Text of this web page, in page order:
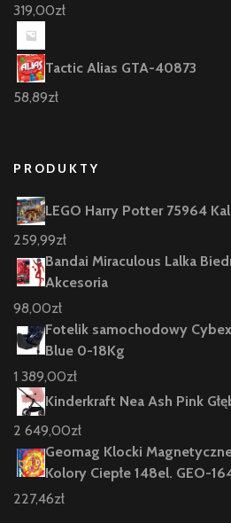
319,00zł
Tactic Alias GTA-40873
58,89zł
PRODUKTY
LEGO Harry Potter 75964
259,99zł
Bandai Miraculous Lalka
Akcesoria
98,00zł
Fotelik samochodowy
Blue 0-18Kg
1 389,00zł
Kinderkraft Nea Ash Pink
2 649,00zł
Geomag Klocki
Kolory Ciepłe 148el. GEO-
227,46zł